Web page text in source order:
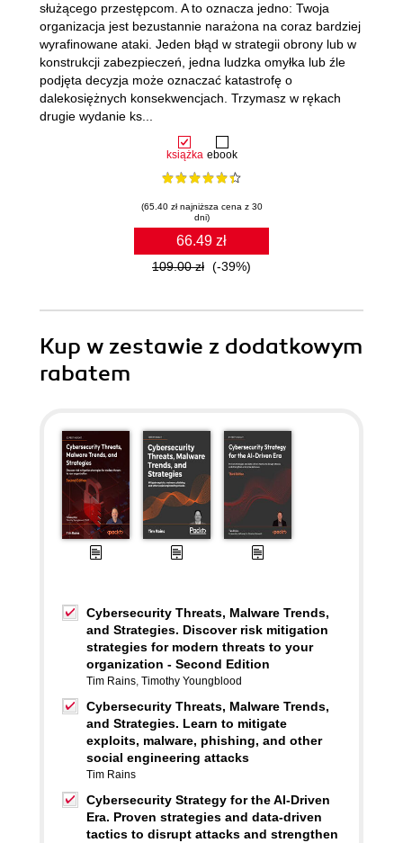
książka ebook
(65.40 zł najniższa cena z 30
dni)
66.49 zł
109.00 zł (-39%)
służącego przestępcom. A to oznacza jedno: Twoja
organizacja jest bezustannie narażona na coraz bardziej
wyrafinowane ataki. Jeden błąd w strategii obrony lub w
konstrukcji zabezpieczeń, jedna ludzka omyłka lub źle
podjęta decyzja może oznaczać katastrofę o
dalekosiężnych konsekwencjach. Trzymasz w rękach
drugie wydanie ks...
Kup w zestawie z dodatkowym
rabatem
Cybersecurity Threats, Malware Trends,
and Strategies. Discover risk mitigation
strategies for modern threats to your
organization - Second Edition
Tim Rains, Timothy Youngblood
Cybersecurity Threats, Malware Trends,
and Strategies. Learn to mitigate
exploits, malware, phishing, and other
social engineering attacks
Tim Rains
Cybersecurity Strategy for the AI-Driven
Era. Proven strategies and data-driven
tactics to disrupt attacks and strengthen